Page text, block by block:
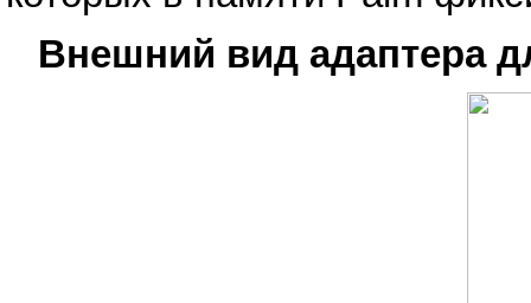
Внешний вид адаптера